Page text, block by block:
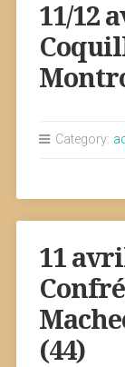
11/12
Category:
11
(44)